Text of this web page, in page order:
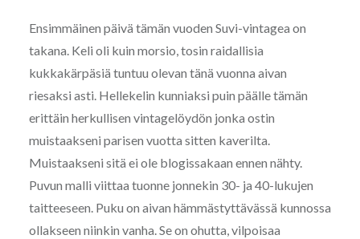
Ensimmäinen päivä tämän vuoden Suvi-vintagea on
takana. Keli oli kuin morsio, tosin raidallisia
kukkakärpäsiä tuntuu olevan tänä vuonna aivan
riesaksi asti. Hellekelin kunniaksi puin päälle tämän
erittäin herkullisen vintagelöydön jonka ostin
muistaakseni parisen vuotta sitten kaverilta.
Muistaakseni sitä ei ole blogissakaan ennen nähty.
Puvun malli viittaa tuonne jonnekin 30- ja 40-lukujen
taitteeseen. Puku on aivan hämmästyttävässä kunnossa
ollakseen niinkin vanha. Se on ohutta, vilpoisaa